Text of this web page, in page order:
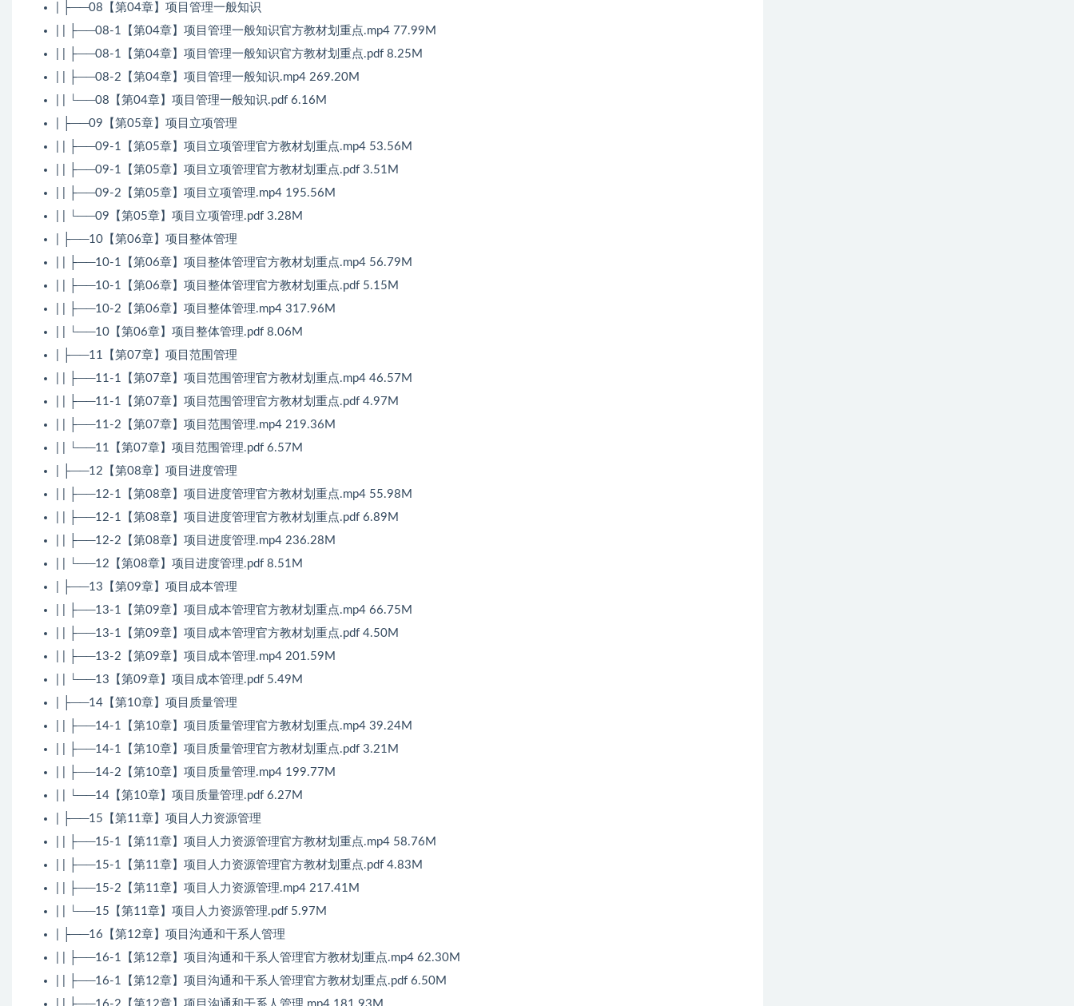
| ├──08【第04章】项目管理一般知识
| | ├──08-1【第04章】项目管理一般知识官方教材划重点.mp4 77.99M
| | ├──08-1【第04章】项目管理一般知识官方教材划重点.pdf 8.25M
| | ├──08-2【第04章】项目管理一般知识.mp4 269.20M
| | └──08【第04章】项目管理一般知识.pdf 6.16M
| ├──09【第05章】项目立项管理
| | ├──09-1【第05章】项目立项管理官方教材划重点.mp4 53.56M
| | ├──09-1【第05章】项目立项管理官方教材划重点.pdf 3.51M
| | ├──09-2【第05章】项目立项管理.mp4 195.56M
| | └──09【第05章】项目立项管理.pdf 3.28M
| ├──10【第06章】项目整体管理
| | ├──10-1【第06章】项目整体管理官方教材划重点.mp4 56.79M
| | ├──10-1【第06章】项目整体管理官方教材划重点.pdf 5.15M
| | ├──10-2【第06章】项目整体管理.mp4 317.96M
| | └──10【第06章】项目整体管理.pdf 8.06M
| ├──11【第07章】项目范围管理
| | ├──11-1【第07章】项目范围管理官方教材划重点.mp4 46.57M
| | ├──11-1【第07章】项目范围管理官方教材划重点.pdf 4.97M
| | ├──11-2【第07章】项目范围管理.mp4 219.36M
| | └──11【第07章】项目范围管理.pdf 6.57M
| ├──12【第08章】项目进度管理
| | ├──12-1【第08章】项目进度管理官方教材划重点.mp4 55.98M
| | ├──12-1【第08章】项目进度管理官方教材划重点.pdf 6.89M
| | ├──12-2【第08章】项目进度管理.mp4 236.28M
| | └──12【第08章】项目进度管理.pdf 8.51M
| ├──13【第09章】项目成本管理
| | ├──13-1【第09章】项目成本管理官方教材划重点.mp4 66.75M
| | ├──13-1【第09章】项目成本管理官方教材划重点.pdf 4.50M
| | ├──13-2【第09章】项目成本管理.mp4 201.59M
| | └──13【第09章】项目成本管理.pdf 5.49M
| ├──14【第10章】项目质量管理
| | ├──14-1【第10章】项目质量管理官方教材划重点.mp4 39.24M
| | ├──14-1【第10章】项目质量管理官方教材划重点.pdf 3.21M
| | ├──14-2【第10章】项目质量管理.mp4 199.77M
| | └──14【第10章】项目质量管理.pdf 6.27M
| ├──15【第11章】项目人力资源管理
| | ├──15-1【第11章】项目人力资源管理官方教材划重点.mp4 58.76M
| | ├──15-1【第11章】项目人力资源管理官方教材划重点.pdf 4.83M
| | ├──15-2【第11章】项目人力资源管理.mp4 217.41M
| | └──15【第11章】项目人力资源管理.pdf 5.97M
| ├──16【第12章】项目沟通和干系人管理
| | ├──16-1【第12章】项目沟通和干系人管理官方教材划重点.mp4 62.30M
| | ├──16-1【第12章】项目沟通和干系人管理官方教材划重点.pdf 6.50M